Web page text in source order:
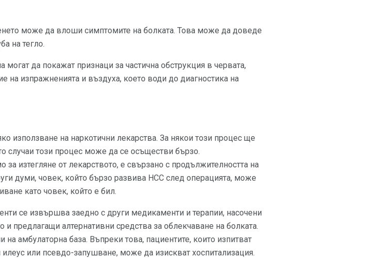
може да влоши симптомите на болката. Това може да доведе
на тегло.
могат да покажат признаци за частична обструкция в червата,
на изпражненията и въздуха, което води до диагностика на
използване на наркотични лекарства. За някои този процес ще
случаи този процес може да се осъществи бързо.
изтегляне от лекарството, е свързано с продължителността на
думи, човек, който бързо развива НСС след операцията, може
като човек, който е бил.
се извършва заедно с други медикаменти и терапии, насочени
предлагащи алтернативни средства за облекчаване на болката.
амбулаторна база. Въпреки това, пациентите, които изпитват
или псевдо-запушване, може да изискват хоспитализация.